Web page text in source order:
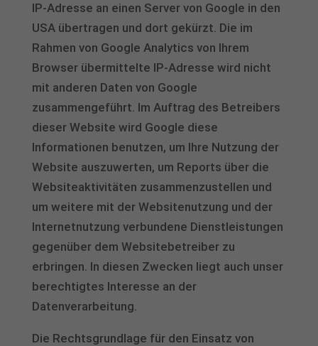
IP-Adresse an einen Server von Google in den
USA übertragen und dort gekürzt. Die im
Rahmen von Google Analytics von Ihrem
Browser übermittelte IP-Adresse wird nicht
mit anderen Daten von Google
zusammengeführt. Im Auftrag des Betreibers
dieser Website wird Google diese
Informationen benutzen, um Ihre Nutzung der
Website auszuwerten, um Reports über die
Websiteaktivitäten zusammenzustellen und
um weitere mit der Websitenutzung und der
Internetnutzung verbundene Dienstleistungen
gegenüber dem Websitebetreiber zu
erbringen. In diesen Zwecken liegt auch unser
berechtigtes Interesse an der
Datenverarbeitung.
Die Rechtsgrundlage für den Einsatz von